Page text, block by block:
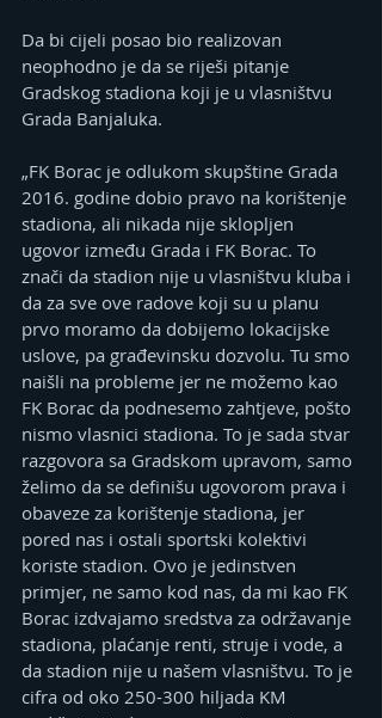
Da bi cijeli posao bio realizovan
neophodno je da se riješi pitanje
Gradskog stadiona koji je u vlasništvu
Grada Banjaluka.
„FK Borac je odlukom skupštine Grada
2016. godine dobio pravo na korištenje
stadiona, ali nikada nije sklopljen
ugovor između Grada i FK Borac. To
znači da stadion nije u vlasništvu kluba i
da za sve ove radove koji su u planu
prvo moramo da dobijemo lokacijske
uslove, pa građevinsku dozvolu. Tu smo
naišli na probleme jer ne možemo kao
FK Borac da podnesemo zahtjeve, pošto
nismo vlasnici stadiona. To je sada stvar
razgovora sa Gradskom upravom, samo
želimo da se definišu ugovorom prava i
obaveze za korištenje stadiona, jer
pored nas i ostali sportski kolektivi
koriste stadion. Ovo je jedinstven
primjer, ne samo kod nas, da mi kao FK
Borac izdvajamo sredstva za održavanje
stadiona, plaćanje renti, struje i vode, a
da stadion nije u našem vlasništvu. To je
cifra od oko 250-300 hiljada KM